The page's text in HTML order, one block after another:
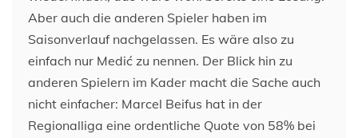
Aber auch die anderen Spieler haben im
Saisonverlauf nachgelassen. Es wäre also zu
einfach nur Medić zu nennen. Der Blick hin zu
anderen Spielern im Kader macht die Sache auch
nicht einfacher: Marcel Beifus hat in der
Regionalliga eine ordentliche Quote von 58% bei